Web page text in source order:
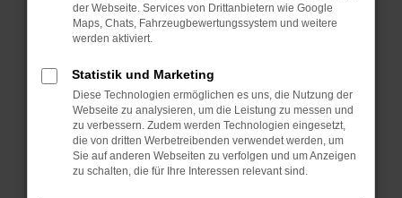
Laden andere Webseiten, zum Beispiel deine
Suchmaschine?
Manche Erweiterungen, wie Werbeblocker,
können das Laden bestimmter Seiten
verhindern. Funktioniert die Seite in einem
anderen Browser oder in einem privaten
Fenster?
der Webseite. Services von Drittanbietern wie Google
Maps, Chats, Fahrzeugbewertungssystem und weitere
werden aktiviert.
Statistik und Marketing
Diese Technologien ermöglichen es uns, die Nutzung der
Webseite zu analysieren, um die Leistung zu messen und
zu verbessern. Zudem werden Technologien eingesetzt,
die von dritten Werbetreibenden verwendet werden, um
Sie auf anderen Webseiten zu verfolgen und um Anzeigen
zu schalten, die für Ihre Interessen relevant sind.